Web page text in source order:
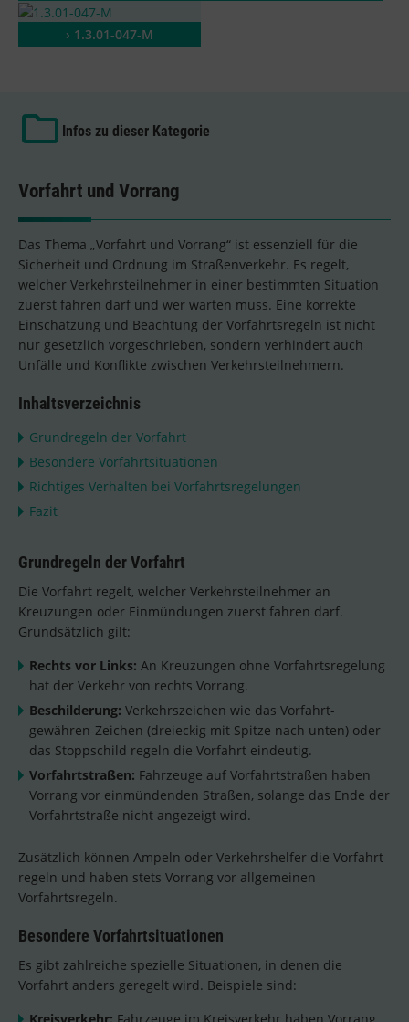
› 1.3.01-047-M
Infos zu dieser Kategorie
Vorfahrt und Vorrang
Das Thema „Vorfahrt und Vorrang“ ist essenziell für die
Sicherheit und Ordnung im Straßenverkehr. Es regelt,
welcher Verkehrsteilnehmer in einer bestimmten Situation
zuerst fahren darf und wer warten muss. Eine korrekte
Einschätzung und Beachtung der Vorfahrtsregeln ist nicht
nur gesetzlich vorgeschrieben, sondern verhindert auch
Unfälle und Konflikte zwischen Verkehrsteilnehmern.
Inhaltsverzeichnis
Grundregeln der Vorfahrt
Besondere Vorfahrtsituationen
Richtiges Verhalten bei Vorfahrtsregelungen
Fazit
Grundregeln der Vorfahrt
Die Vorfahrt regelt, welcher Verkehrsteilnehmer an
Kreuzungen oder Einmündungen zuerst fahren darf.
Grundsätzlich gilt:
Rechts vor Links: An Kreuzungen ohne Vorfahrtsregelung
hat der Verkehr von rechts Vorrang.
Beschilderung: Verkehrszeichen wie das Vorfahrt-
gewähren-Zeichen (dreieckig mit Spitze nach unten) oder
das Stoppschild regeln die Vorfahrt eindeutig.
Vorfahrtstraßen: Fahrzeuge auf Vorfahrtstraßen haben
Vorrang vor einmündenden Straßen, solange das Ende der
Vorfahrtstraße nicht angezeigt wird.
Zusätzlich können Ampeln oder Verkehrshelfer die Vorfahrt
regeln und haben stets Vorrang vor allgemeinen
Vorfahrtsregeln.
Besondere Vorfahrtsituationen
Es gibt zahlreiche spezielle Situationen, in denen die
Vorfahrt anders geregelt wird. Beispiele sind: